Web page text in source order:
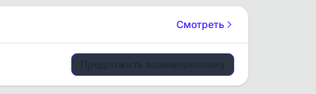
Смотреть